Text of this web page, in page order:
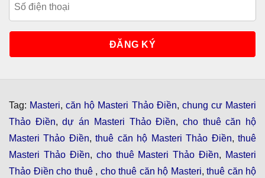
Tag: Masteri,căn hộ Masteri Thảo Điền, chung cư Masteri
Thảo Điền,dự án Masteri Thảo Điền, cho thuê căn hộ
Masteri Thảo Điền,thuê căn hộ Masteri Thảo Điền,thuê
Masteri Thảo Điền, cho thuê Masteri Thảo Điền, Masteri
Thảo Điền cho thuê , cho thuê căn hộ Masteri, thuê căn hộ